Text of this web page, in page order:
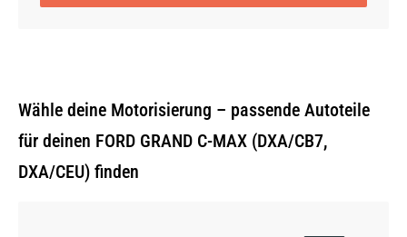
Wähle deine Motorisierung – passende Autoteile
für deinen FORD GRAND C-MAX (DXA/CB7,
DXA/CEU) finden